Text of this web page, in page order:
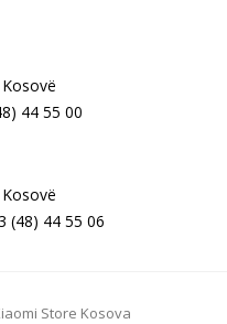
44 55 00
(48) 44 55 06
Store Kosova